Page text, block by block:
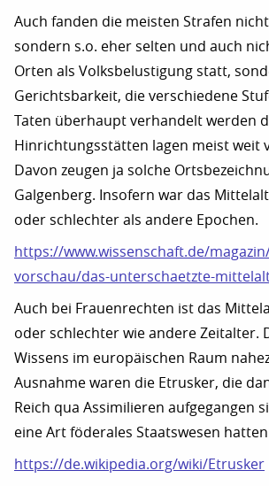
Auch fanden die meisten Strafen
sondern s.o. eher selten und auch
Orten als Volksbelustigung statt,
Gerichtsbarkeit, die verschiedene
Taten überhaupt verhandelt werden
Hinrichtungsstätten lagen meist weit
Davon zeugen ja solche
Galgenberg. Insofern war das
oder schlechter als andere Epochen.
https://www.wissenschaft.de/
vorschau/das-unterschaetzte-
Auch bei Frauenrechten ist das
oder schlechter wie andere Zeitalter.
Wissens im europäischen Raum
Ausnahme waren die Etrusker, die
Reich qua Assimilieren aufgegangen
eine Art föderales Staatswesen
https://de.wikipedia.org/wiki/Etrusker